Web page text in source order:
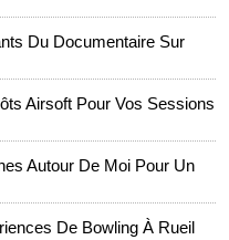
Du Documentaire Sur
Airsoft Pour Vos Sessions
Autour De Moi Pour Un
De Bowling À Rueil